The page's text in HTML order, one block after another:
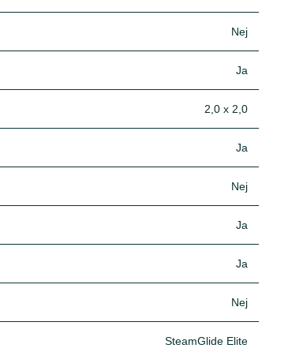
Nej
Ja
2,0 x 2,0
Ja
Nej
Ja
Ja
Nej
SteamGlide Elite